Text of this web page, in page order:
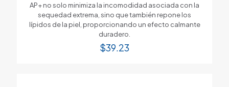
AP+ no solo minimiza la incomodidad asociada con la
sequedad extrema, sino que también repone los
lípidos de la piel, proporcionando un efecto calmante
duradero.
$39.23